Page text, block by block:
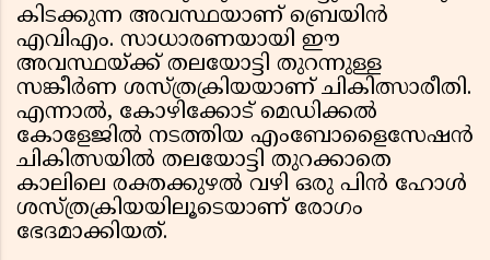
കിടക്കുന്ന അവസ്ഥയാണ് ബ്രെയിൻ
എവിഎം. സാധാരണയായി ഈ
അവസ്ഥയ്ക്ക് തലയോട്ടി തുറന്നുള്ള
സങ്കീർണ ശസ്ത്രക്രിയയാണ് ചികിത്സാരീതി.
എന്നാൽ, കോഴിക്കോട് മെഡിക്കൽ
കോളേജിൽ നടത്തിയ എംബോളൈസേഷൻ
ചികിത്സയിൽ തലയോട്ടി തുറക്കാതെ
കാലിലെ രക്തക്കുഴൽ വഴി ഒരു പിൻ ഹോൾ
ശസ്ത്രക്രിയയിലൂടെയാണ് രോഗം
ഭേദമാക്കിയത്.